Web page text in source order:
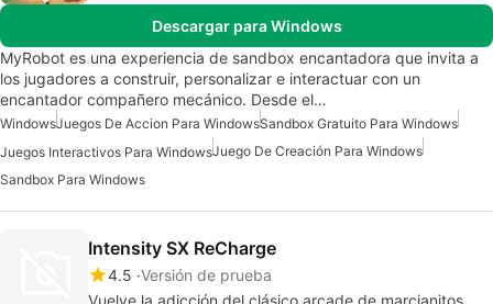
Descargar para Windows
MyRobot es una experiencia de sandbox encantadora que invita a
los jugadores a construir, personalizar e interactuar con un
encantador compañero mecánico. Desde el…
WindowsJuegos De Accion Para WindowsSandbox Gratuito Para Windows
Juegos Interactivos Para WindowsJuego De Creación Para Windows
Sandbox Para Windows
Intensity SX ReCharge
4.5 Versión de prueba